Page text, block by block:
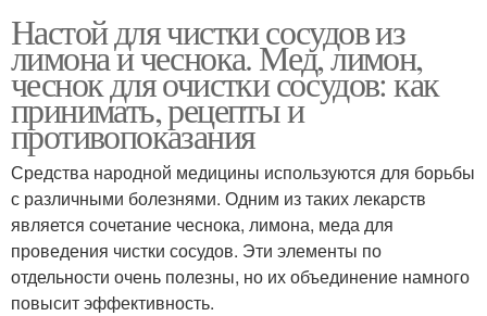
Настой для чистки сосудов из
лимона и чеснока. Мед, лимон,
чеснок для очистки сосудов: как
принимать, рецепты и
противопоказания
Средства народной медицины используются для борьбы
с различными болезнями. Одним из таких лекарств
является сочетание чеснока, лимона, меда для
проведения чистки сосудов. Эти элементы по
отдельности очень полезны, но их объединение намного
повысит эффективность.